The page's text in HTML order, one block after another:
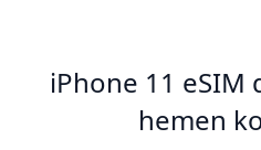
iPhone 11 eSIM
hemen